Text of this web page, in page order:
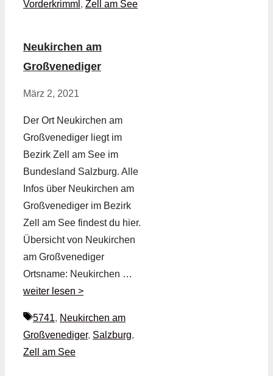
Vorderkrimml , Zell am See
Neukirchen am
Großvenediger
März 2, 2021
Der Ort Neukirchen am
Großvenediger liegt im
Bezirk Zell am See im
Bundesland Salzburg. Alle
Infos über Neukirchen am
Großvenediger im Bezirk
Zell am See findest du hier.
Übersicht von Neukirchen
am Großvenediger
Ortsname: Neukirchen …
weiter lesen >
Schlagwörter
5741, Neukirchen am
Großvenediger, Salzburg,
Zell am See